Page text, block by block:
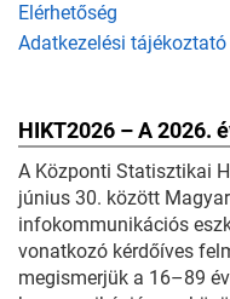
Elérhetőség
Adatkezelési tájékoztató
HIKT2026 – A 2026.
A Központi Statisztikai
június 30. között
infokommunikációs
vonatkozó kérdőíves
megismerjük a 16–89